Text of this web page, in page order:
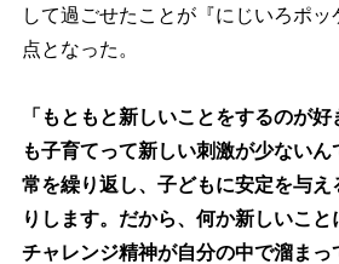
して過ごせたことが『にじいろポ
点となった。
「もともと新しいことをするのが
も子育てって新しい刺激が少ないん
常を繰り返し、子どもに安定を与え
りします。だから、何か新しいこと
チャレンジ精神が自分の中で溜まっ